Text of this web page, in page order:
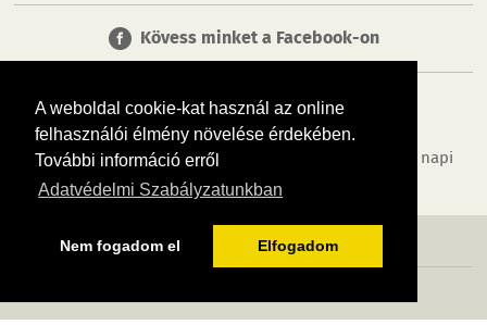
A weboldal cookie-kat használ az online
felhasználói élmény növelése érdekében.
További információ erről
Adatvédelmi Szabályzatunkban
Nem fogadom el Elfogadom
Kövess minket a Facebook-on
Tudj meg többet városodról! Hírek, programok, képek, napi
menü, cégek…. és minden, ami Mosonmagyaróvár
MÉDIAAJÁNLÓ ADATVÉDELEM IMPRESSZUM RÓLUNK